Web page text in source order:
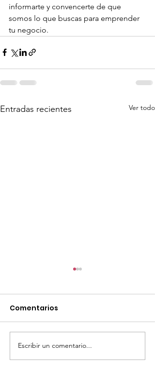
informarte y convencerte de que
somos lo que buscas para emprender
tu negocio.
Entradas recientes Ver todo
TourTravelynByFraveo
participó en la
Comentarios
Escribir un comentario...